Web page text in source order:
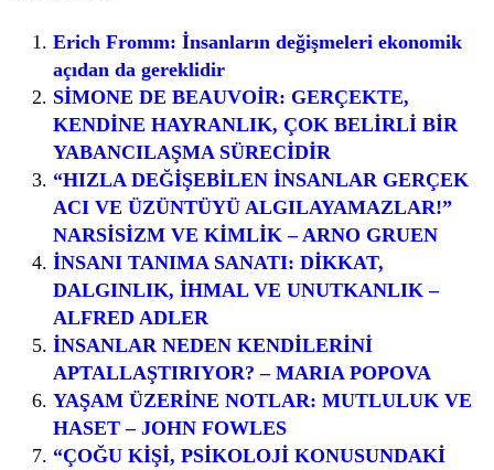
Erich Fromm: İnsanların değişmeleri ekonomik
açıdan da gereklidir
SİMONE DE BEAUVOİR: GERÇEKTE,
KENDİNE HAYRANLIK, ÇOK BELİRLİ BİR
YABANCILAŞMA SÜRECİDİR
“HIZLA DEĞİŞEBİLEN İNSANLAR GERÇEK
ACI VE ÜZÜNTÜYÜ ALGILAYAMAZLAR!”
NARSİSİZM VE KİMLİK – ARNO GRUEN
İNSANI TANIMA SANATI: DİKKAT,
DALGINLIK, İHMAL VE UNUTKANLIK –
ALFRED ADLER
İNSANLAR NEDEN KENDİLERİNİ
APTALLAŞTIRIYOR? – MARIA POPOVA
YAŞAM ÜZERİNE NOTLAR: MUTLULUK VE
HASET – JOHN FOWLES
“ÇOĞU KİŞİ, PSİKOLOJİ KONUSUNDAKİ